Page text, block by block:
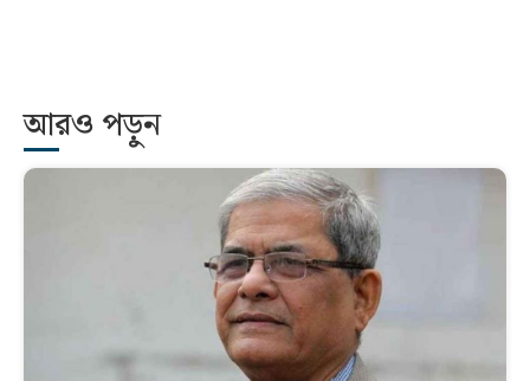
আরও পড়ুন